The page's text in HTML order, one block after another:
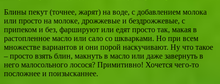
Блины пекут (точнее, жарят) на воде, с добавлением молока
или просто на молоке, дрожжевые и бездрожжевые, с
припеком и без, фаршируют или едят просто так, макая в
растопленное масло или сало со шкварками. Но при всем
множестве вариантов и они порой наскучивают. Ну что такое
– просто взять блин, макнуть в масло или даже завернуть в
него малосольного лосося? Примитивно! Хочется чего-то
посложнее и поизысканнее.